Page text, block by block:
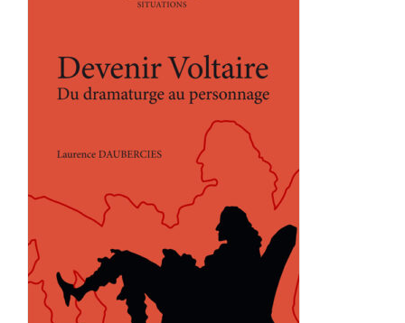
Panier WooCommerce